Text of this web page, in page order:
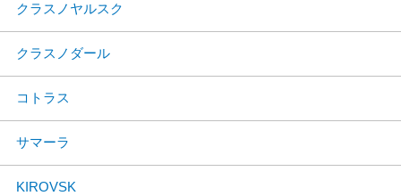
クラスノヤルスク
クラスノダール
コトラス
サマーラ
KIROVSK